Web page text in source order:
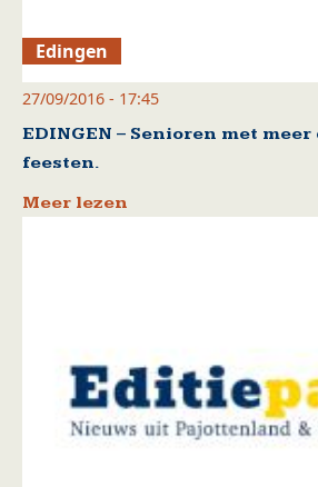
Edingen
27/09/2016 - 17:45
EDINGEN – Senioren met meer
feesten.
Meer lezen